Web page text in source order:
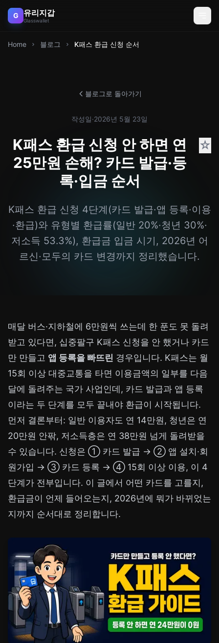
G 유리지갑
Glasswallet
Home 블로그 K패스 환급 신청 순서
블로그로 돌아가기
작성일·2026년 5월 23일
K패스 환급 신청 안 하면 연
25만원 손해? 카드 발급·등
록·입금 순서
☆
K패스 환급 신청 4단계(카드 발급·앱 등록·이용
·환급)와 유형별 환급률(일반 20%·청년 30%·
저소득 53.3%), 환급금 입금 시기, 2026년 어
르신·모두의 카드 변경까지 정리했습니다.
매달 버스·지하철에 6만원씩 쓰는데 한 푼도 못 돌려
받고 있다면, 십중팔구 K패스 신청을 안 했거나 카드
만 만들고 앱 등록을 빠뜨린 경우입니다. K패스는 월
15회 이상 대중교통을 타면 이용금액의 일부를 다음
달에 돌려주는 국가 사업인데, 카드 발급과 앱 등록
이라는 두 단계를 모두 끝내야 환급이 시작됩니다.
먼저 결론부터: 일반 이용자도 연 14만원, 청년은 연
20만원 안팎, 저소득층은 연 38만원 넘게 돌려받을
수 있습니다. 신청은 ① 카드 발급 → ② 앱 설치·회
원가입 → ③ 카드 등록 → ④ 15회 이상 이용, 이 4
단계가 전부입니다. 이 글에서 어떤 카드를 고를지,
환급금이 언제 들어오는지, 2026년에 뭐가 바뀌었는
지까지 순서대로 정리합니다.